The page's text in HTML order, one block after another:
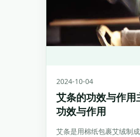
2024-10-04
艾条的功效与作用
功效与作用
艾条是用棉纸包裹艾绒制